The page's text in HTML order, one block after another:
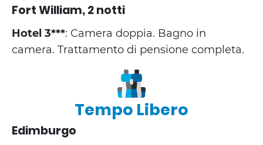
Fort William, 2 notti
Hotel 3***: Camera doppia. Bagno in
camera. Trattamento di pensione completa.
Tempo Libero
Edimburgo